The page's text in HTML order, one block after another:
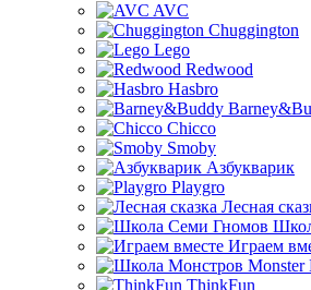
AVC
Chuggington
Lego
Redwood
Hasbro
Chicco
Smoby
Азбукварик
Playgro
Лесная
Играем
ThinkFun